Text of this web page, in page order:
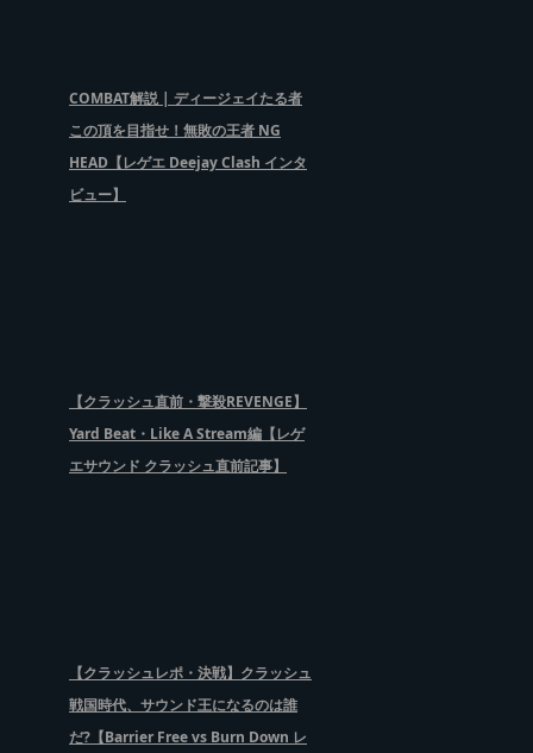
COMBAT解説 | ディージェイたる者
この頂を目指せ！無敗の王者 NG
HEAD【レゲエ Deejay Clash インタ
ビュー】
【クラッシュ直前・撃殺REVENGE】
Yard Beat・Like A Stream編【レゲ
エサウンド クラッシュ直前記事】
【クラッシュレポ・決戦】クラッシュ
戦国時代、サウンド王になるのは誰
だ?【Barrier Free vs Burn Down レ